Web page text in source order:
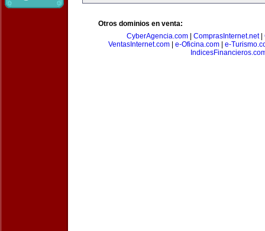
Otros dominios en venta:
CyberAgencia.com| ComprasInternet.net|
VentasInternet.com
e-Oficina.com
e-